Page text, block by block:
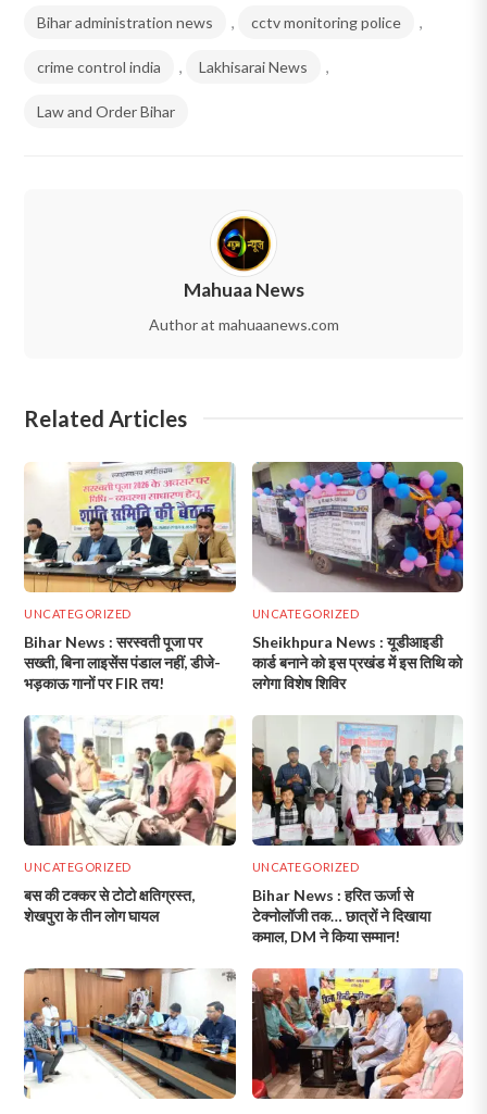
Bihar administration news
, cctv monitoring police ,
crime control india , Lakhisarai News ,
Law and Order Bihar
Mahuaa News
Author at mahuaanews.com
Related Articles
UNCATEGORIZED
Bihar News : सरस्वती पूजा पर
सख्ती, बिना लाइसेंस पंडाल नहीं, डीजे-
भड़काऊ गानों पर FIR तय!
UNCATEGORIZED
Sheikhpura News : यूडीआइडी
कार्ड बनाने को इस प्रखंड में इस तिथि को
लगेगा विशेष शिविर
UNCATEGORIZED
बस की टक्कर से टोटो क्षतिग्रस्त,
शेखपुरा के तीन लोग घायल
UNCATEGORIZED
Bihar News : हरित ऊर्जा से
टेक्नोलॉजी तक… छात्रों ने दिखाया
कमाल, DM ने किया सम्मान!